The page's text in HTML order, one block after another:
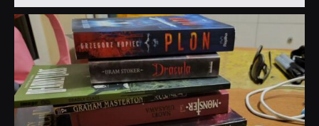
dobryhorror
Lip 31